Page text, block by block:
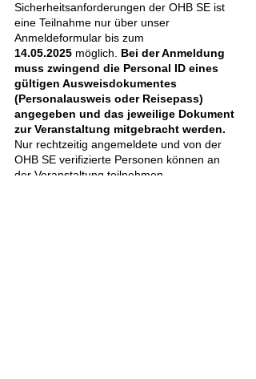
Sicherheitsanforderungen der OHB SE ist
eine Teilnahme nur über unser
Anmeldeformular bis zum
14.05.2025 möglich. Bei der Anmeldung
muss zwingend die Personal ID eines
gültigen Ausweisdokumentes
(Personalausweis oder Reisepass)
angegeben und das jeweilige Dokument
zur Veranstaltung mitgebracht werden.
Nur rechtzeitig angemeldete und von der
OHB SE verifizierte Personen können an
der Veranstaltung teilnehmen.